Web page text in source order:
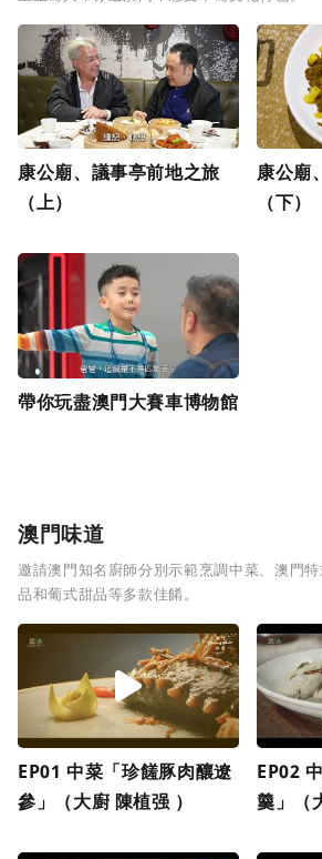
康公廟、議事亭前地之旅
（上）
康公廟
（下）
帶你玩盡澳門大賽車博物館
澳門味道
邀請澳門知名廚師分別示範烹調中菜、澳門
品和葡式甜品等多款佳餚。
EP01 中菜「珍饈豚肉釀遼
參」（大廚 陳植强 ）
EP02
羹」（